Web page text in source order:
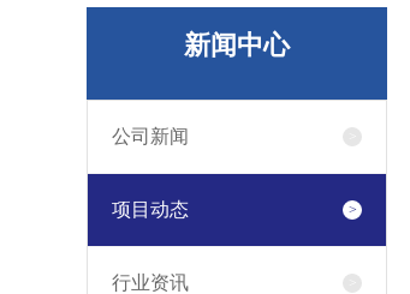
新闻中心
公司新闻
项目动态
行业资讯